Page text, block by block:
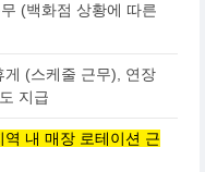
(백화점 상황에 따른
(스케줄 근무), 연장
지급
내 매장 로테이션 근